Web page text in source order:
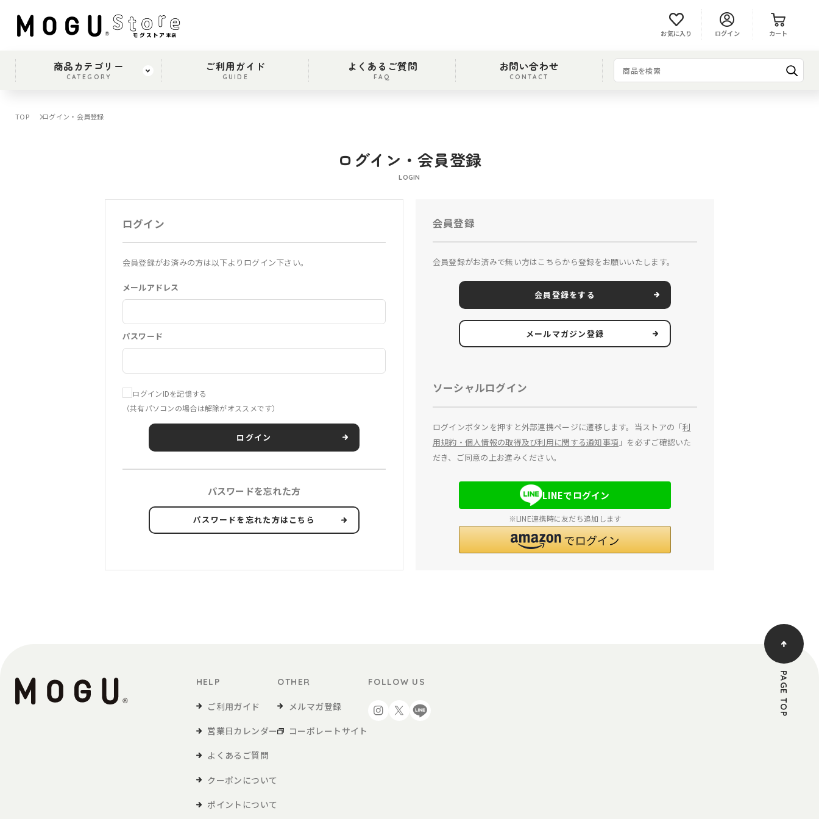
ログイン
お気に入り カート
商品カテゴリー
CATEGORY
ご利用ガイド
GUIDE
よくあるご質問
FAQ
お問い合わせ
CONTACT
TOP ログイン・会員登録
ログイン・会員登録
LOGIN
ログイン
会員登録がお済みの方は以下よりログイン下さい。
メールアドレス
パスワード
ログインIDを記憶する
（共有パソコンの場合は解除がオススメです）
ログイン
パスワードを忘れた方
パスワードを忘れた方はこちら
会員登録
会員登録がお済みで無い方はこちらから登録をお願いいたします。
会員登録をする
メールマガジン登録
ソーシャルログイン
ログインボタンを押すと外部連携ページに遷移します。当ストアの「利
用規約・個人情報の取得及び利用に関する通知事項 」を必ずご確認いた
だき、ご同意の上お進みください。
LINEでログイン
※LINE連携時に友だち追加します
HELP
ご利用ガイド
営業日カレンダー
よくあるご質問
クーポンについて
ポイントについて
OTHER
メルマガ登録
コーポレートサイト
FOLLOW US PAGE TOP